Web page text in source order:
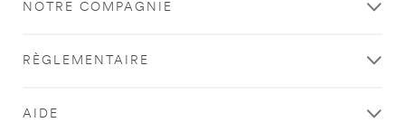
NOTRE COMPAGNIE
RÈGLEMENTAIRE
AIDE